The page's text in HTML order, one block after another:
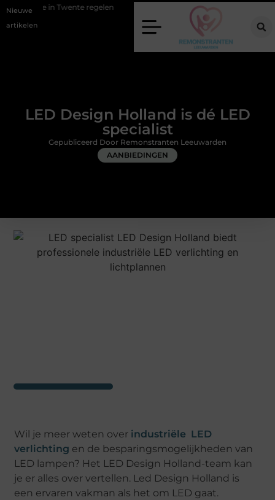
Nieuwe
artikelen
regelen Wat zero-click search betekent voor de toekomst van
LED Design Holland is dé LED
specialist
AANBIEDINGEN
Gepubliceerd Door Remonstranten Leeuwarden
Wil je meer weten over industriële LED
verlichting en de besparingsmogelijkheden van
LED lampen? Het LED Design Holland-team kan
je er alles over vertellen. Led Design Holland is
een ervaren vakman als het om LED gaat.